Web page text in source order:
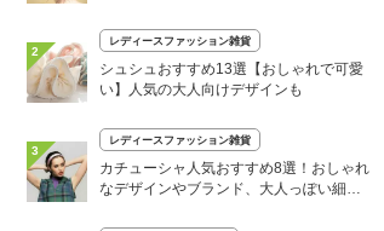
2
レディースファッション雑貨
シュシュおすすめ13選【おしゃれで可愛
い】人気の大人向けデザインも
3
レディースファッション雑貨
カチューシャ人気おすすめ8選！おしゃれ
なデザインやブランド、大人っぽい細め